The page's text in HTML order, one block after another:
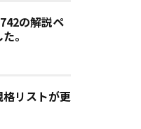
の解説ペ
。
リストが更